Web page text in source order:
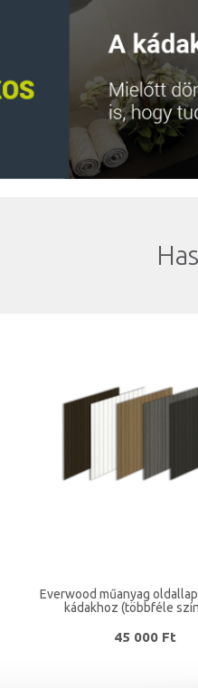
Everwood műanyag
kádakhoz (többféle
45 000 Ft